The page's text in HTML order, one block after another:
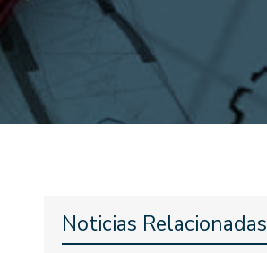
Noticias Relacionadas